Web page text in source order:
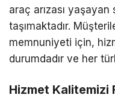
araç arızası
taşımaktadır.
memnuniyeti için,
durumdadır ve her
Hizmet Kalitemizi